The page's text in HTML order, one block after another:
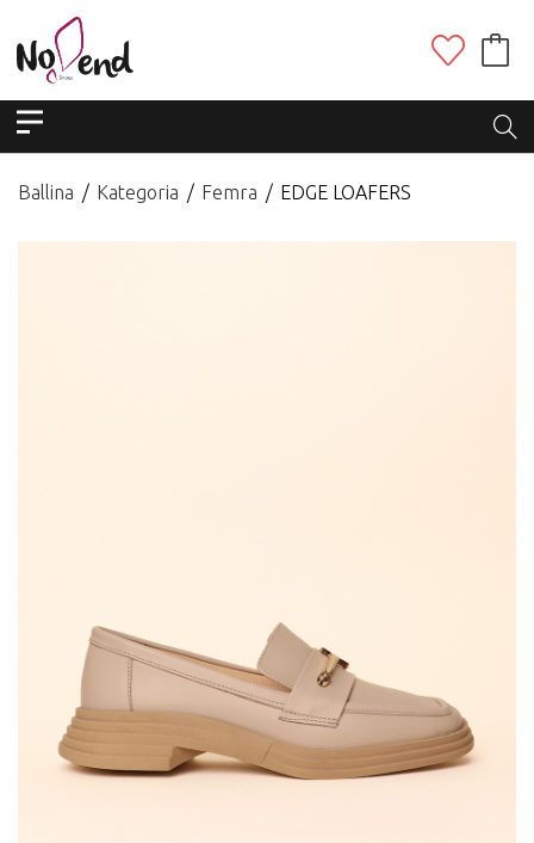
Ballina Kategoria Femra EDGE LOAFERS